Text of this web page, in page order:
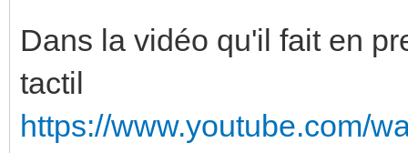
Dans la vidéo qu'il fait en
tactil
https://www.youtube.com/